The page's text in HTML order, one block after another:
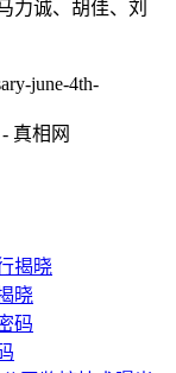
力诚、胡佳、刘
june-4th-
真相网
晓